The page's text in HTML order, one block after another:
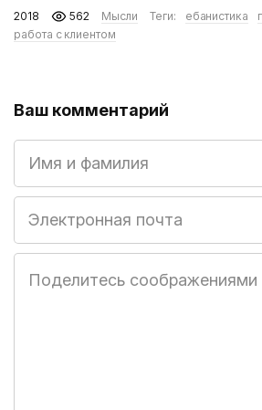
2018 562 Мысли Теги: ебанистика
работа с клиентом
Ваш комментарий